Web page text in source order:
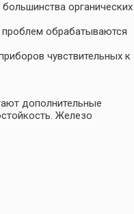
органических
проблем обрабатываются
чувствительных к
дополнительные
Железо